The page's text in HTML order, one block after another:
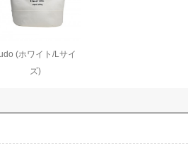
(ホワイト/Lサイ
ズ)